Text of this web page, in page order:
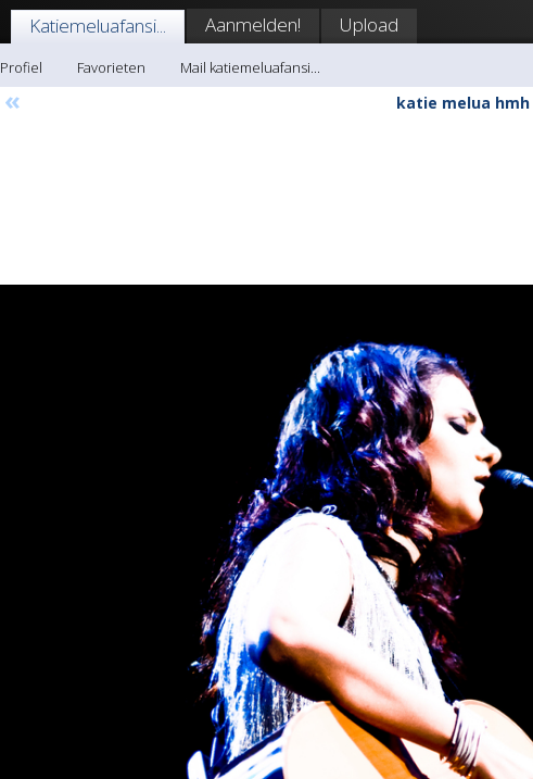
Katiemeluafansi... Aanmelden! Upload
Profiel Favorieten
Mail katiemeluafansi...
« katie melua hmh